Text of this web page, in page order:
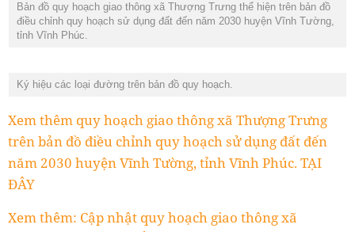
Bản đồ quy hoạch giao thông xã Thượng Trưng thể hiện trên bản đồ
điều chỉnh quy hoạch sử dụng đất đến năm 2030 huyện Vĩnh Tường,
tỉnh Vĩnh Phúc.
Ký hiệu các loại đường trên bản đồ quy hoạch.
Xem thêm quy hoạch giao thông xã Thượng Trưng
trên bản đồ điều chỉnh quy hoạch sử dụng đất đến
năm 2030 huyện Vĩnh Tường, tỉnh Vĩnh Phúc. TẠI
ĐÂY
Xem thêm: Cập nhật quy hoạch giao thông xã